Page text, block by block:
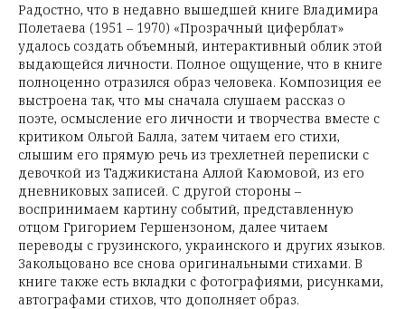
Радостно, что в недавно вышедшей книге Владимира
Полетаева (1951 – 1970) «Прозрачный циферблат»
удалось создать объемный, интерактивный облик этой
выдающейся личности. Полное ощущение, что в книге
полноценно отразился образ человека. Композиция ее
выстроена так, что мы сначала слушаем рассказ о
поэте, осмысление его личности и творчества вместе с
критиком Ольгой Балла, затем читаем его стихи,
слышим его прямую речь из трехлетней переписки с
девочкой из Таджикистана Аллой Каюмовой, из его
дневниковых записей. С другой стороны –
воспринимаем картину событий, представленную
отцом Григорием Гершензоном, далее читаем
переводы с грузинского, украинского и других языков.
Закольцовано все снова оригинальными стихами. В
книге также есть вкладки с фотографиями, рисунками,
автографами стихов, что дополняет образ.